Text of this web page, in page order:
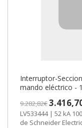
Interruptor-
mando eléctrico -
9.282,82€
LV533444 | 52 kA 1000 A Compact NS Interruptor seccionador
de Schneider